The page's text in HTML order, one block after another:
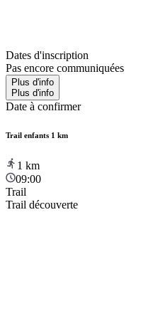
Dates d'inscription
Pas encore communiquées
Plus d'info
Plus d'info
Date à confirmer
Trail enfants 1 km
1 km
09:00
Trail
Trail découverte